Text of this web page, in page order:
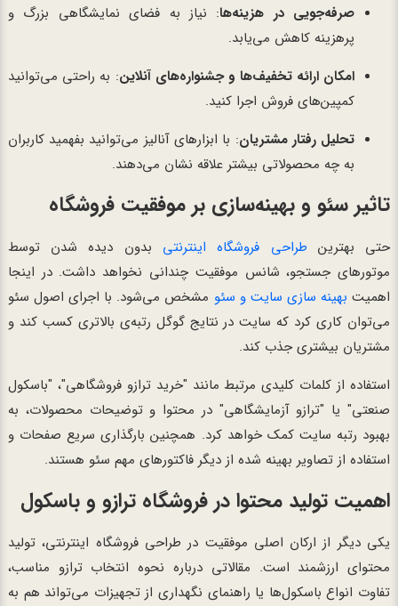
صرفه‌جویی در هزینه‌ها: نیاز به فضای نمایشگاهی بزرگ و
پرهزینه کاهش می‌یابد.
امکان ارائه تخفیف‌ها و جشنواره‌های آنلاین: به راحتی می‌توانید
کمپین‌های فروش اجرا کنید.
تحلیل رفتار مشتریان: با ابزارهای آنالیز می‌توانید بفهمید کاربران
به چه محصولاتی بیشتر علاقه نشان می‌دهند.
تاثیر سئو و بهینه‌سازی بر موفقیت فروشگاه
حتی بهترین طراحی فروشگاه اینترنتی بدون دیده شدن توسط
موتورهای جستجو، شانس موفقیت چندانی نخواهد داشت. در اینجا
اهمیت بهینه سازی سایت و سئو مشخص می‌شود. با اجرای اصول سئو
می‌توان کاری کرد که سایت در نتایج گوگل رتبه‌ی بالاتری کسب کند و
مشتریان بیشتری جذب کند.
استفاده از کلمات کلیدی مرتبط مانند "خرید ترازو فروشگاهی"، "باسکول
صنعتی" یا "ترازو آزمایشگاهی" در محتوا و توضیحات محصولات، به
بهبود رتبه سایت کمک خواهد کرد. همچنین بارگذاری سریع صفحات و
استفاده از تصاویر بهینه شده از دیگر فاکتورهای مهم سئو هستند.
اهمیت تولید محتوا در فروشگاه ترازو و باسکول
یکی دیگر از ارکان اصلی موفقیت در طراحی فروشگاه اینترنتی، تولید
محتوای ارزشمند است. مقالاتی درباره نحوه انتخاب ترازو مناسب،
تفاوت انواع باسکول‌ها یا راهنمای نگهداری از تجهیزات می‌تواند هم به